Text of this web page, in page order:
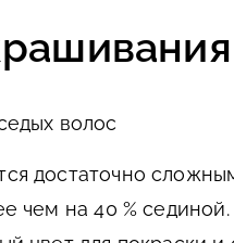
волос
достаточно
чем на 40 %